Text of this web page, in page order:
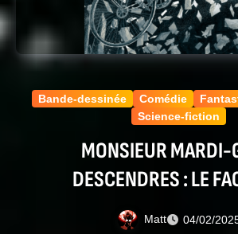
Bande-dessinée Comédie
Science-fiction
MONSIEUR MARDI-
DESCENDRES : LE
CRATOPHANE
Matt 04/02/